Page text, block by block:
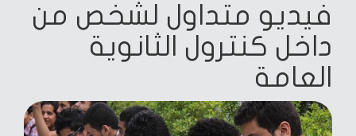
فيديو متداول لشخص من
داخل كنترول الثانوية
العامة